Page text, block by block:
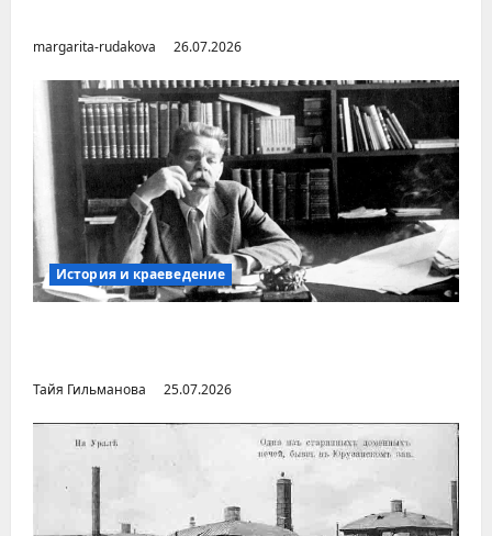
margarita-rudakova 26.07.2026
История и краеведение
Тайя Гильманова 25.07.2026